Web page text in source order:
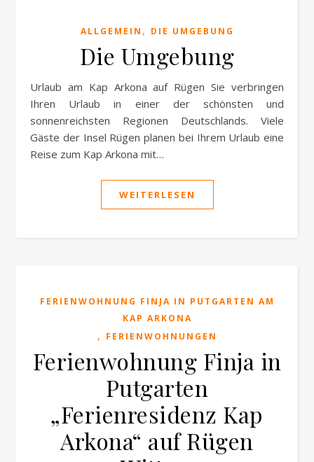
ALLGEMEIN , DIE UMGEBUNG
Die Umgebung
Urlaub am Kap Arkona auf Rügen Sie verbringen
Ihren Urlaub in einer der schönsten und
sonnenreichsten Regionen Deutschlands. Viele
Gäste der Insel Rügen planen bei Ihrem Urlaub eine
Reise zum Kap Arkona mit…
WEITERLESEN
FERIENWOHNUNG FINJA IN PUTGARTEN AM
KAP ARKONA
, FERIENWOHNUNGEN
Ferienwohnung Finja in
Putgarten
„Ferienresidenz Kap
Arkona“ auf Rügen